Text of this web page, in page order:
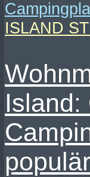
ISLAND
Island: